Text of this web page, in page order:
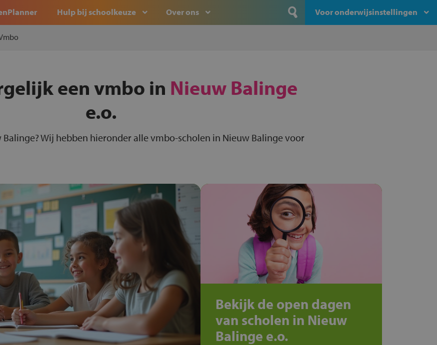
Hulp bij schoolkeuze Over ons Voor onderwijsinstellingen
een vmbo in Nieuw Balinge
e.o.
Wij hebben hieronder alle vmbo-scholen in Nieuw Balinge voor
Bekijk de open dagen
van scholen in Nieuw
Balinge e.o.